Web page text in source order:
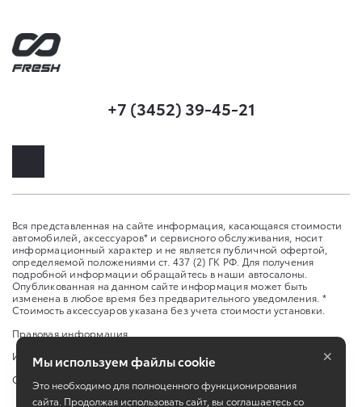
+7 (3452) 39-45-21
Вся представленная на сайте информация, касающаяся стоимости
автомобилей, аксессуаров* и сервисного обслуживания, носит
информационный характер и не является публичной офертой,
определяемой положениями ст. 437 (2) ГК РФ. Для получения
подробной информации обращайтесь в наши автосалоны.
Опубликованная на данном сайте информация может быть
изменена в любое время без предварительного уведомления. *
Стоимость аксессуаров указана без учета стоимости установки.
Правовая информация
Изменить настройку cookies
Сбросить cookie
Мы используем файлы cookie
Это необходимо для полноценного функционирования
сайта. Продолжая использовать сайт, вы соглашаетесь со
×